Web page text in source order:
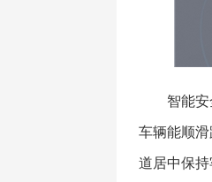
智能
车辆能顺
道居中保